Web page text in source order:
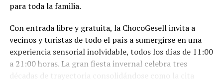
para toda la familia.
Con entrada libre y gratuita, la ChocoGesell invita a
vecinos y turistas de todo el país a sumergirse en una
experiencia sensorial inolvidable, todos los días de 11:00
a 21:00 horas. La gran fiesta invernal celebra tres
décadas de trayectoria consolidándose como la cita